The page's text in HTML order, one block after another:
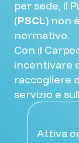
per sede, il
(PSCL) non
normativo.
Con il
incentivare
raccogliere
servizio e
Attiva